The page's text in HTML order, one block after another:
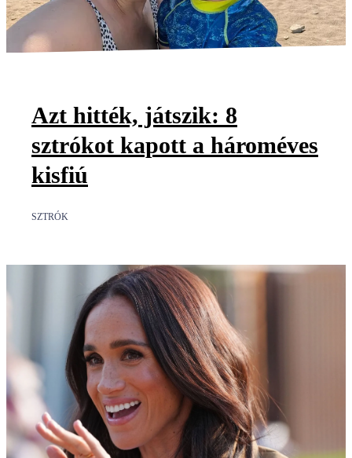
Azt hitték, játszik: 8
sztrókot kapott a hároméves
kisfiú
SZTRÓK